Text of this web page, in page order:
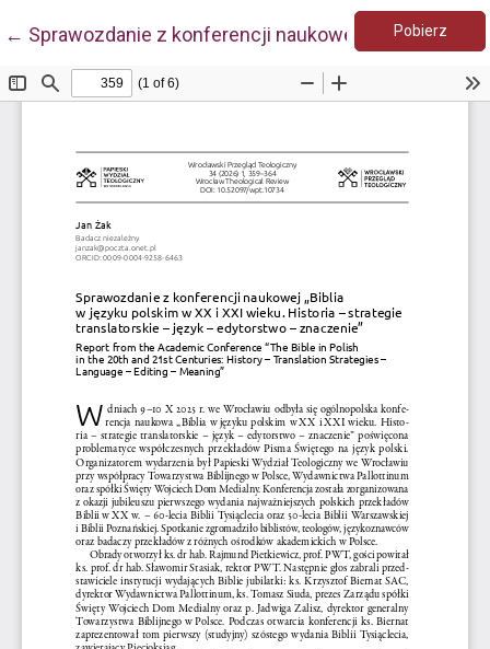
← Wróć do szczegółów artykułu
Sprawozdanie z konferencji naukowej "Biblia w
Pobierz